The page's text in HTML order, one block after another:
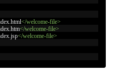
</welcome-file>
</welcome-file>
</welcome-file>